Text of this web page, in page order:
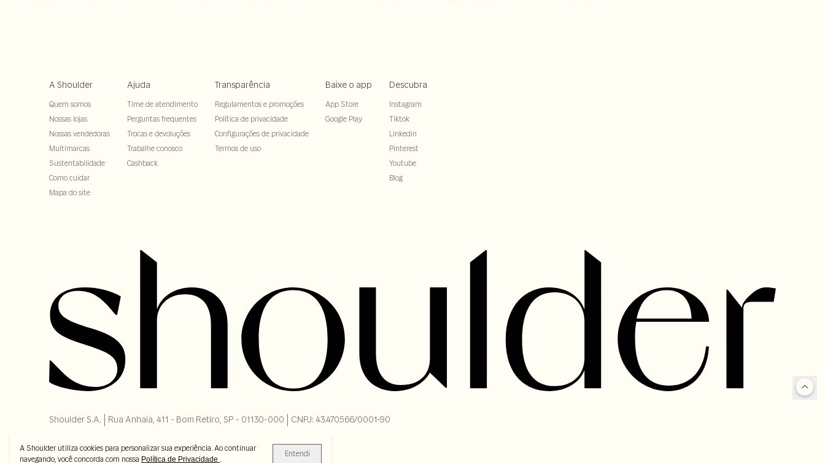
A Shoulder utiliza cookies para personalizar sua experiência. Ao continuar
navegando, você concorda com nossa Política de Privacidade .
Entendi
A Shoulder
Quem somos
Nossas lojas
Nossas vendedoras
Multimarcas
Sustentabilidade
Como cuidar
Mapa do site
Ajuda
Time de atendimento
Perguntas frequentes
Trocas e devoluções
Trabalhe conosco
Cashback
Transparência
Regulamentos e promoções
Política de privacidade
Configurações de privacidade
Termos de uso
Baixe o app
App Store
Google Play
Descubra
Instagram
Tiktok
Linkedin
Pinterest
Youtube
Blog
Shoulder S.A. | Rua Anhaia, 411 - Bom Retiro, SP - 01130-000 | CNPJ: 43.470566/0001-90